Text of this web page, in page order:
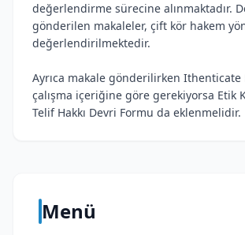
Menü
değerlendirme sürecine alınmaktadır.
gönderilen makaleler, çift kör hakem
değerlendirilmektedir.
Ayrıca makale gönderilirken Ithenticate
çalışma içeriğine göre gerekiyorsa Etik
Telif Hakkı Devri Formu da eklenmelidir.